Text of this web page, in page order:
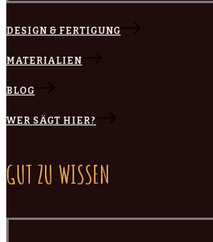
DESIGN & FERTIGUNG
MATERIALIEN
BLOG
WER SÄGT HIER?
GUT ZU WISSEN